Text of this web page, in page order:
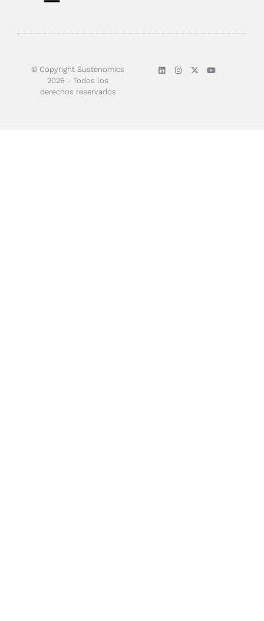
© Copyright Sustenomics
2026 - Todos los
derechos reservados